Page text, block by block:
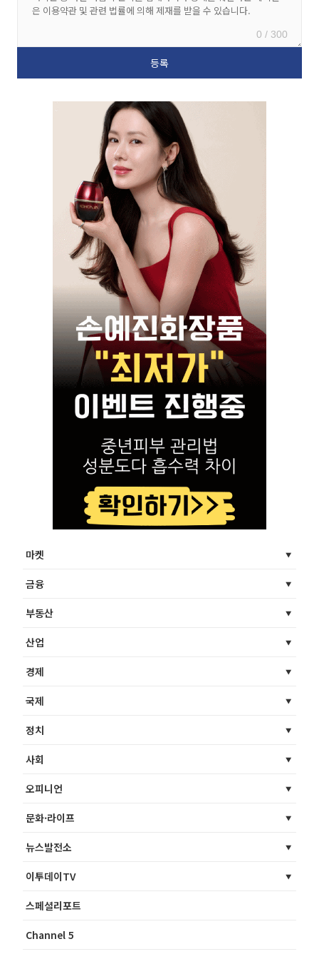
0 / 300
마켓
금융
부동산
산업
경제
국제
정치
사회
오피니언
문화·라이프
뉴스발전소
이투데이TV
스페셜리포트
Channel 5